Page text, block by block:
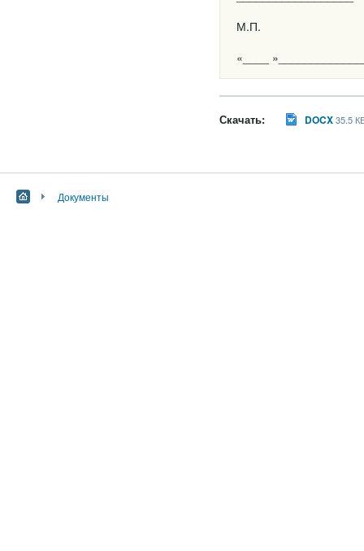
М.П.
«____
Скачать: DOCX35.5
Документы